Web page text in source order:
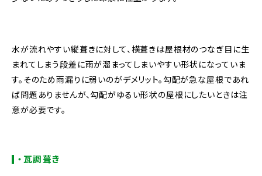
水が流れやすい縦葺きに対して、横葺きは屋根材のつなぎ目に生
まれてしまう段差に雨が溜まってしまいやすい形状になっていま
す。そのため雨漏りに弱いのがデメリット。勾配が急な屋根であれ
ば問題ありませんが、勾配がゆるい形状の屋根にしたいときは注
意が必要です。
・瓦調葺き